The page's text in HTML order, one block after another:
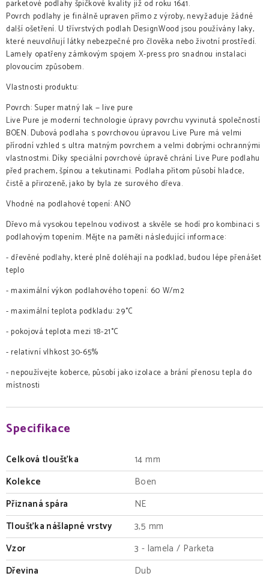
parketové podlahy špičkové kvality již od roku 1641.
Povrch podlahy je finálně upraven přímo z výroby, nevyžaduje žádné
další ošetření. U třívrstvých podlah DesignWood jsou používány laky,
které neuvolňují látky nebezpečné pro člověka nebo životní prostředí.
Lamely opatřeny zámkovým spojem X-press pro snadnou instalaci
plovoucím způsobem.
Vlastnosti produktu:
Povrch: Super matný lak — live pure
Live Pure je moderní technologie úpravy povrchu vyvinutá společností
BOEN. Dubová podlaha s povrchovou úpravou Live Pure má velmi
přírodní vzhled s ultra matným povrchem a velmi dobrými ochrannými
vlastnostmi. Díky speciální povrchové úpravě chrání Live Pure podlahu
před prachem, špínou a tekutinami. Podlaha přitom působí hladce,
čistě a přirozeně, jako by byla ze surového dřeva.
Vhodné na podlahové topení: ANO
Dřevo má vysokou tepelnou vodivost a skvěle se hodí pro kombinaci s
podlahovým topením. Mějte na paměti následující informace:
- dřevěné podlahy, které plně doléhají na podklad, budou lépe přenášet
teplo
- maximální výkon podlahového topení: 60 W/m2
- maximální teplota podkladu: 29°C
- pokojová teplota mezi 18-21°C
- relativní vlhkost 30-65%
- nepoužívejte koberce, působí jako izolace a brání přenosu tepla do
místnosti
Specifikace
Celková tloušťka
14 mm
Kolekce
Boen
Přiznaná spára
NE
Tloušťka nášlapné vrstvy
3,5 mm
Vzor
3 - lamela / Parketa
Dřevina
Dub